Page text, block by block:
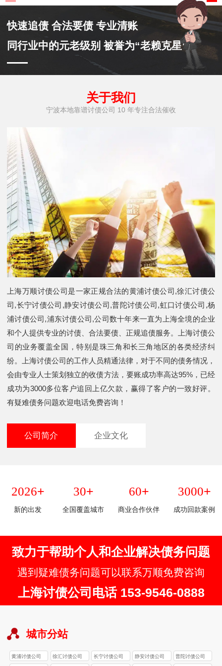
快速追债 合法要债 专业清账
同行业中的元老级别 被誉为“老赖克星”
关于我们
宁波本地靠谱讨债公司 10 年专注合法催收
上海万顺讨债公司是一家正规合法的黄浦讨债公司,徐汇讨债公
司,长宁讨债公司,静安讨债公司,普陀讨债公司,虹口讨债公司,杨
浦讨债公司,浦东讨债公司,公司数十年来一直为上海全境的企业
和个人提供专业的讨债、合法要债、正规追债服务。上海讨债公
司的业务覆盖全国，特别是珠三角和长三角地区的各类经济纠
纷。上海讨债公司的工作人员精通法律，对于不同的债务情况，
会由专业人士策划独立的收债方法，要账成功率高达95%，已经
成功为3000多位客户追回上亿欠款，赢得了客户的一致好评。
有疑难债务问题欢迎电话免费咨询！
公司简介 企业文化
2026+
新的出发
30+
全国覆盖城市
60+
商业合作伙伴
3000+
成功回款案例
致力于帮助个人和企业解决债务问题
遇到疑难债务问题可以联系万顺免费咨询
上海讨债公司电话 153-9546-0888
城市分站
黄浦讨债公司 徐汇讨债公司 长宁讨债公司 静安讨债公司 普陀讨债公司